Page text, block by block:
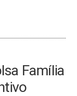
Família